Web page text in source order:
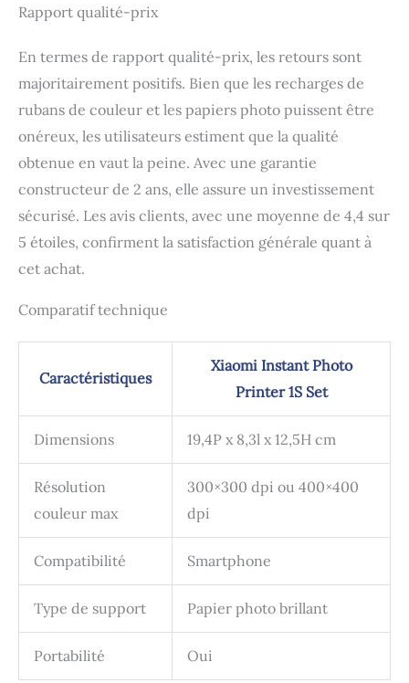
Rapport qualité-prix
En termes de rapport qualité-prix, les retours sont
majoritairement positifs. Bien que les recharges de
rubans de couleur et les papiers photo puissent être
onéreux, les utilisateurs estiment que la qualité
obtenue en vaut la peine. Avec une garantie
constructeur de 2 ans, elle assure un investissement
sécurisé. Les avis clients, avec une moyenne de 4,4 sur
5 étoiles, confirment la satisfaction générale quant à
cet achat.
Comparatif technique
Caractéristiques
Xiaomi Instant Photo
Printer 1S Set
Dimensions 19,4P x 8,3l x 12,5H cm
Résolution
couleur max
300×300 dpi ou 400×400
dpi
Compatibilité Smartphone
Type de support Papier photo brillant
Portabilité Oui